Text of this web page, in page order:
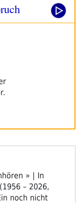
» | In
– 2026,
noch nicht